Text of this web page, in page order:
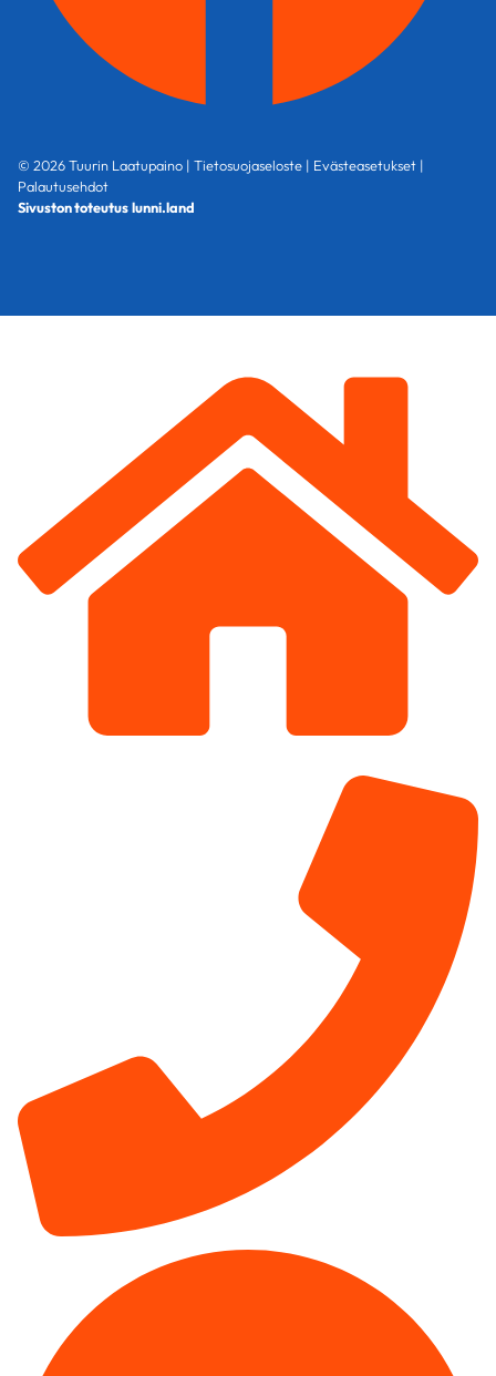
© 2026 Tuurin Laatupaino | Tietosuojaseloste | Evästeasetukset |
Palautusehdot
Sivuston toteutuslunni.land